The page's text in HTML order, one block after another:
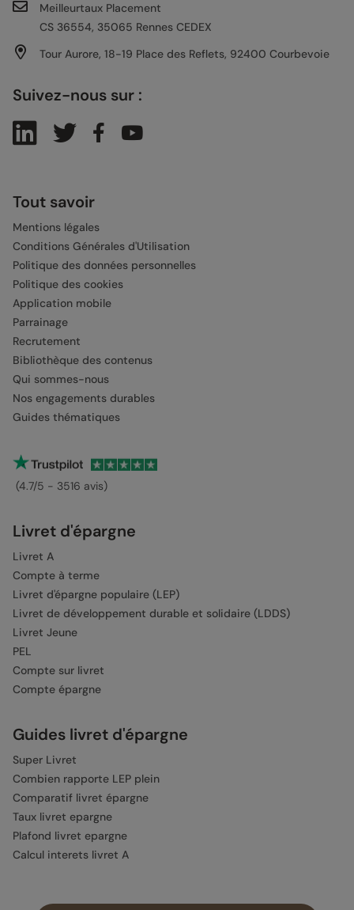
Meilleurtaux Placement
CS 36554, 35065 Rennes CEDEX
Tour Aurore, 18-19 Place des Reflets, 92400 Courbevoie
Suivez-nous sur :
Tout savoir
Mentions légales
Conditions Générales d'Utilisation
Politique des données personnelles
Politique des cookies
Application mobile
Parrainage
Recrutement
Bibliothèque des contenus
Qui sommes-nous
Nos engagements durables
Guides thématiques
(4.7/5 - 3516 avis)
Livret d'épargne
Livret A
Compte à terme
Livret d'épargne populaire (LEP)
Livret de développement durable et solidaire (LDDS)
Livret Jeune
PEL
Compte sur livret
Compte épargne
Guides livret d'épargne
Super Livret
Combien rapporte LEP plein
Comparatif livret épargne
Taux livret epargne
Plafond livret epargne
Calcul interets livret A
Épargne